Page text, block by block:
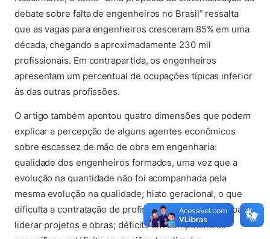
debate sobre falta de engenheiros no Brasil” ressalta
que as vagas para engenheiros cresceram 85% em uma
década, chegando a aproximadamente 230 mil
profissionais. Em contrapartida, os engenheiros
apresentam um percentual de ocupações típicas inferior
às das outras profissões.
O artigo também apontou quatro dimensões que podem
explicar a percepção de alguns agentes econômicos
sobre escassez de mão de obra em engenharia:
qualidade dos engenheiros formados, uma vez que a
evolução na quantidade não foi acompanhada pela
mesma evolução na qualidade; hiato geracional, o que
dificulta a contratação de profissionais experientes para
liderar projetos e obras; déficits em competências